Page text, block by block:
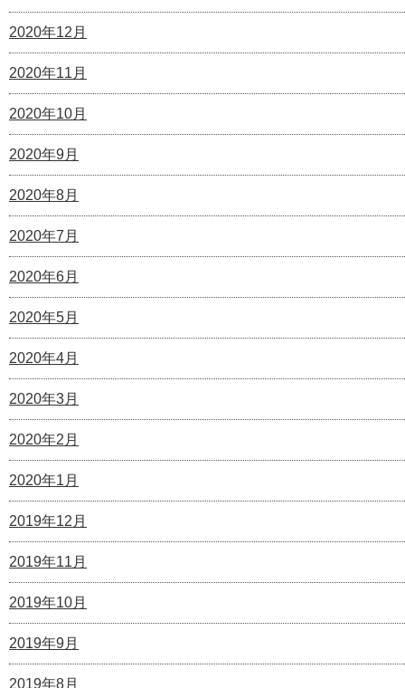
2020年12月
2020年11月
2020年10月
2020年9月
2020年8月
2020年7月
2020年6月
2020年5月
2020年4月
2020年3月
2020年2月
2020年1月
2019年12月
2019年11月
2019年10月
2019年9月
2019年8月